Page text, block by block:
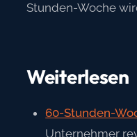
Stunden-Woche
Weiterlesen
60-Stunden-
Unternehmer